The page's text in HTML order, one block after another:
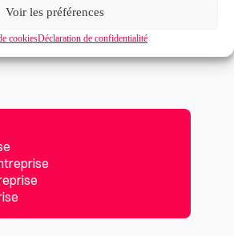
Voir les préférences
cookiesDéclaration de confidentialité